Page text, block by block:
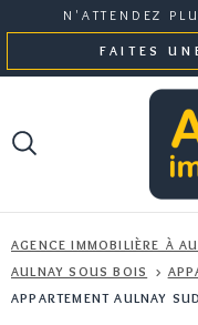
à
la
au
menu
au
contenu
N'ATTENDEZ
FAITES
AGENCE IMMOBILIÈRE À
AULNAY SOUS BOIS
APPARTEMENT AULNAY SUD